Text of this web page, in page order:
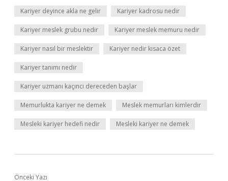
Kariyer deyince akla ne gelir Kariyer kadrosu nedir
Kariyer meslek grubu nedir Kariyer meslek memuru nedir
Kariyer nasıl bir meslektir Kariyer nedir kısaca özet
Kariyer tanımı nedir
Kariyer uzmanı kaçıncı dereceden başlar
Memurlukta kariyer ne demek Meslek memurları kimlerdir
Mesleki kariyer hedefi nedir Mesleki kariyer ne demek
Önceki Yazı